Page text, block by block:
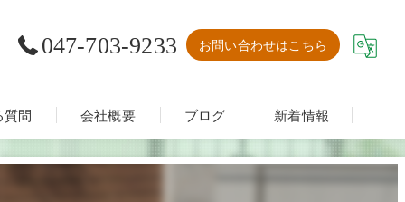
047-703-9233 お問い合わせはこちら
質問 会社概要 ブログ 新着情報